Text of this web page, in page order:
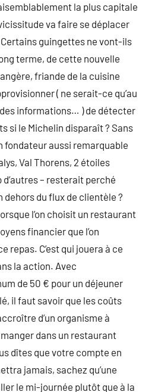
la plus capitale
va faire se déplacer
guingettes ne vont-ils
terme, de cette nouvelle
friande de la cuisine
( ne serait-ce qu’au
informations… ) de détecter
si le Michelin disparaît ? Sans
fondateur aussi remarquable
Val Thorens, 2 étoiles
d’autres – resterait perché
dehors du flux de clientèle ?
l’on choisit un restaurant
financier que l’on
repas. C’est qui jouera à ce
la action. Avec
de 50 € pour un déjeuner
il faut savoir que les coûts
d’un organisme à
manger dans un restaurant
dîtes que votre compte en
jamais, sachez qu’une
le mi-journée plutôt que à la